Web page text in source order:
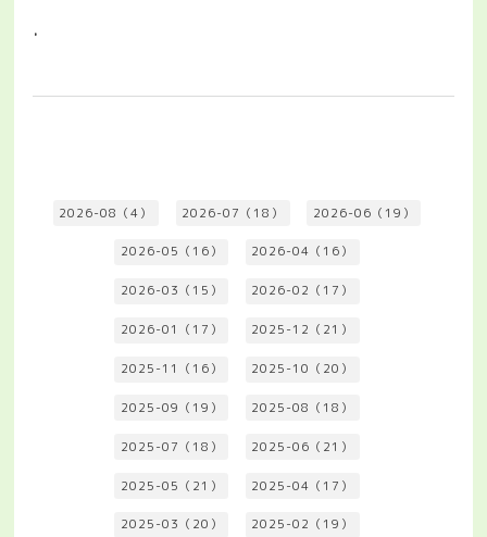
.
2026-08（4） 2026-07（18） 2026-06（19）
2026-05（16） 2026-04（16）
2026-03（15） 2026-02（17）
2026-01（17） 2025-12（21）
2025-11（16） 2025-10（20）
2025-09（19） 2025-08（18）
2025-07（18） 2025-06（21）
2025-05（21） 2025-04（17）
2025-03（20） 2025-02（19）